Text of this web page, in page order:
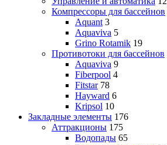
Компрессоры для бассейнов
Aquant 3
Aquaviva 5
Grino Rotamik 19
Противотоки для бассейнов
Aquaviva 9
Fiberpool 4
Fitstar 78
Hayward 6
Kripsol 10
Закладные элементы 176
Аттракционы 175
Водопады 65